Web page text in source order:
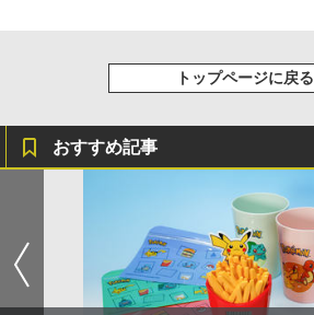
トップページに戻る
おすすめ記事